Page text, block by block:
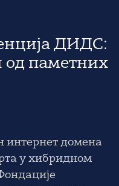
ДИДС:
од паметних
домена
у хибридном